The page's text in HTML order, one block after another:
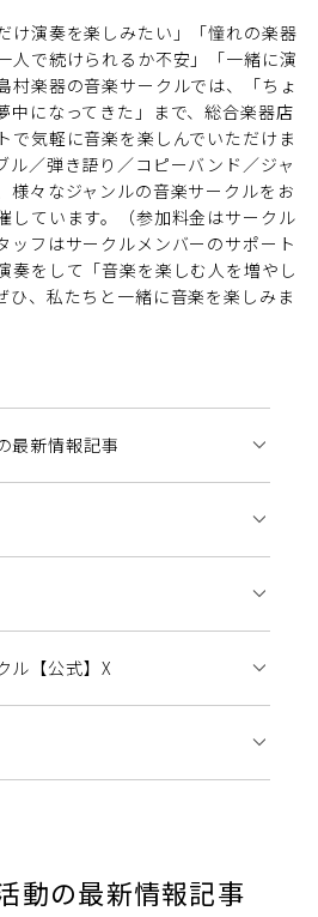
け演奏を楽しみたい」「憧れの楽器
人で続けられるか不安」「一緒に演
村楽器の音楽サークルでは、「ちょ
中になってきた」まで、総合楽器店
で気軽に音楽を楽しんでいただけま
ル／弾き語り／コピーバンド／ジャ
様々なジャンルの音楽サークルをお
しています。（参加料金はサークル
ッフはサークルメンバーのサポート
奏をして「音楽を楽しむ人を増やし
ひ、私たちと一緒に音楽を楽しみま
最新情報記事
ル【公式】X
動の最新情報記事